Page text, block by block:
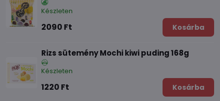
Készleten
2090 Ft Kosárba
Rizs sütemény Mochi kiwi puding 168g
Készleten
1220 Ft Kosárba